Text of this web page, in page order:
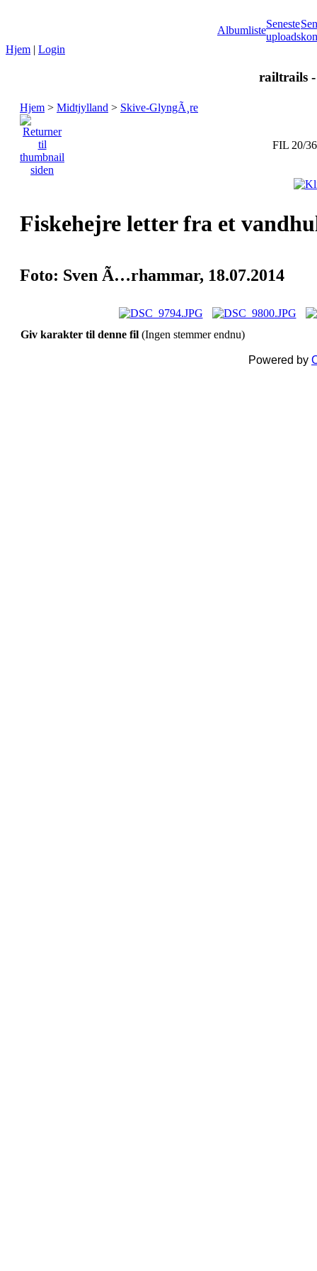
Albumliste
Seneste
uploads
Hjem | Login
railtrails
Hjem > Midtjylland > Skive-GlyngÃ¸re
FIL 20/36
Fiskehejre letter fra et
Foto: Sven Ã…rhammar, 18.07.2014
Giv karakter til denne fil (Ingen stemmer endnu)
Powered by